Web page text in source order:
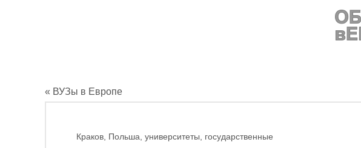
« ВУЗы в Европе
Краков, Польша, университеты, государственные